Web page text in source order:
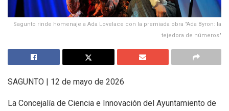
Sagunto rinde homenaje a Ada Lovelace con la premiada obra "Ada Byron: la
tejedora de números"
SAGUNTO | 12 de mayo de 2026
La Concejalía de Ciencia e Innovación del Ayuntamiento de